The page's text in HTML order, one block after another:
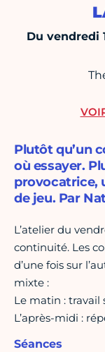
Du vendredi
Plutôt qu’un
où essayer.
provocatrice,
de jeu. Par
L’atelier du
continuité. Les
d’une fois sur
mixte :
Le matin : travail
L’après-midi :
Séances